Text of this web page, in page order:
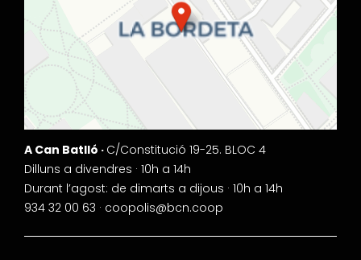
A Can Batlló · C/Constitució 19-25. BLOC 4
Dilluns a divendres · 10h a 14h
Durant l’agost: de dimarts a dijous · 10h a 14h
934 32 00 63 · coopolis@bcn.coop